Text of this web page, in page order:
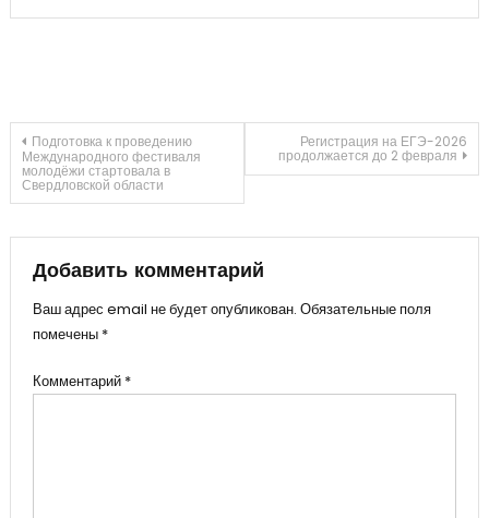
Навигация
по
записям
Подготовка к проведению
Международного фестиваля
молодёжи стартовала в
Свердловской области
Регистрация на ЕГЭ-2026
продолжается до 2 февраля
Добавить комментарий
Ваш адрес email не будет опубликован. Обязательные поля
помечены *
Комментарий *